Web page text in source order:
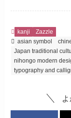
kanji
Zazzle
asian symbol
Japan traditional
nihongo modern
typography and